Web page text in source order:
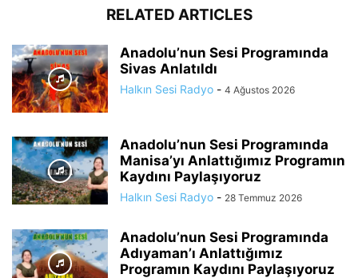
RELATED ARTICLES
Anadolu’nun Sesi Programında
Sivas Anlatıldı
Halkın Sesi Radyo - 4 Ağustos 2026
Anadolu’nun Sesi Programında
Manisa’yı Anlattığımız Programın
Kaydını Paylaşıyoruz
Halkın Sesi Radyo - 28 Temmuz 2026
Anadolu’nun Sesi Programında
Adıyaman’ı Anlattığımız
Programın Kaydını Paylaşıyoruz